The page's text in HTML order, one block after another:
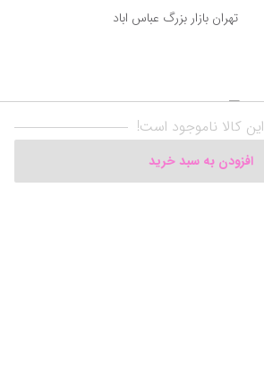
این کالا ناموجود است!
افزودن به سبد خرید
تهران بازار بزرگ عباس اباد